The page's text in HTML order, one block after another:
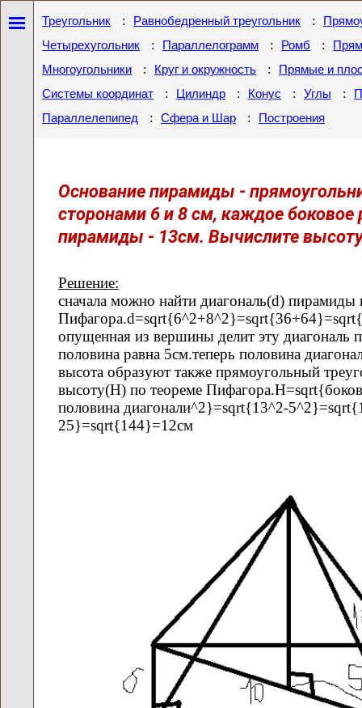
Треугольник : Равнобедренный треугольник :
Четырехугольник
: Параллелограмм : Ромб :
Многоугольники
: Круг и окружность :
Прямые и
Системы координат
: Цилиндр : Конус : Углы :
Параллелепипед
: Сфера и Шар : Построения
Основание пирамиды -
сторонами 6 и 8 см, каждое боковое
пирамиды - 13см. Вычислите
Решение:
сначала можно найти диагональ(d) пирамиды
опущенная из вершины делит эту диагональ
половина равна 5см.теперь половина
высота образуют также прямоугольный
высоту(H) по теореме
половина диагонали^2}=sqrt{13^2-
25}=sqrt{144}=12см